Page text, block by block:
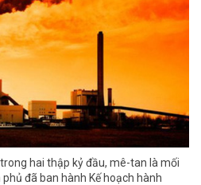
hai thập kỷ đầu, mê-tan là mối
đã ban hành Kế hoạch hành